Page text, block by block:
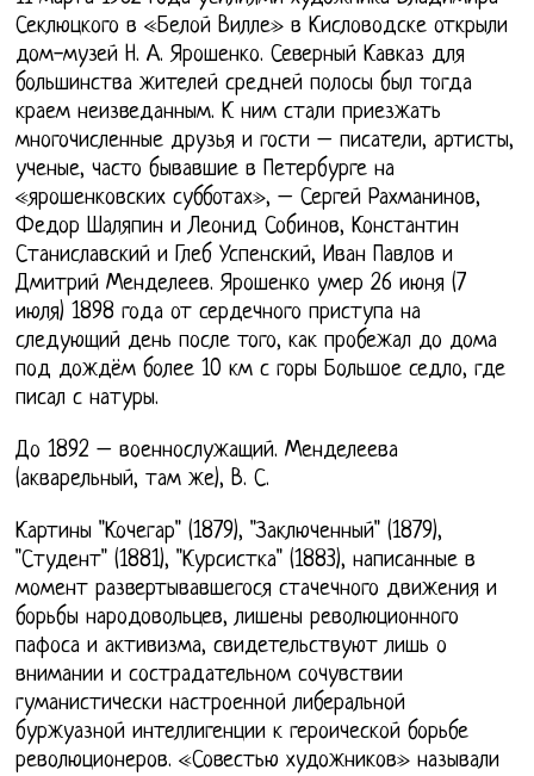
Секлюцкого в «Белой Вилле» в Кисловодске открыли
дом-музей Н. А. Ярошенко. Северный Кавказ для
большинства жителей средней полосы был тогда
краем неизведанным. К ним стали приезжать
многочисленные друзья и гости – писатели, артисты,
ученые, часто бывавшие в Петербурге на
«ярошенковских субботах», – Сергей Рахманинов,
Федор Шаляпин и Леонид Собинов, Константин
Станиславский и Глеб Успенский, Иван Павлов и
Дмитрий Менделеев. Ярошенко умер 26 июня (7
июля) 1898 года от сердечного приступа на
следующий день после того, как пробежал до дома
под дождём более 10 км с горы Большое седло, где
писал с натуры.
До 1892 – военнослужащий. Менделеева
(акварельный, там же), В. С.
Картины "Кочегар" (1879), "Заключенный" (1879),
"Студент" (1881), "Курсистка" (1883), написанные в
момент развертывавшегося стачечного движения и
борьбы народовольцев, лишены революционного
пафоса и активизма, свидетельствуют лишь о
внимании и сострадательном сочувствии
гуманистически настроенной либеральной
буржуазной интеллигенции к героической борьбе
революционеров. «Совестью художников» называли